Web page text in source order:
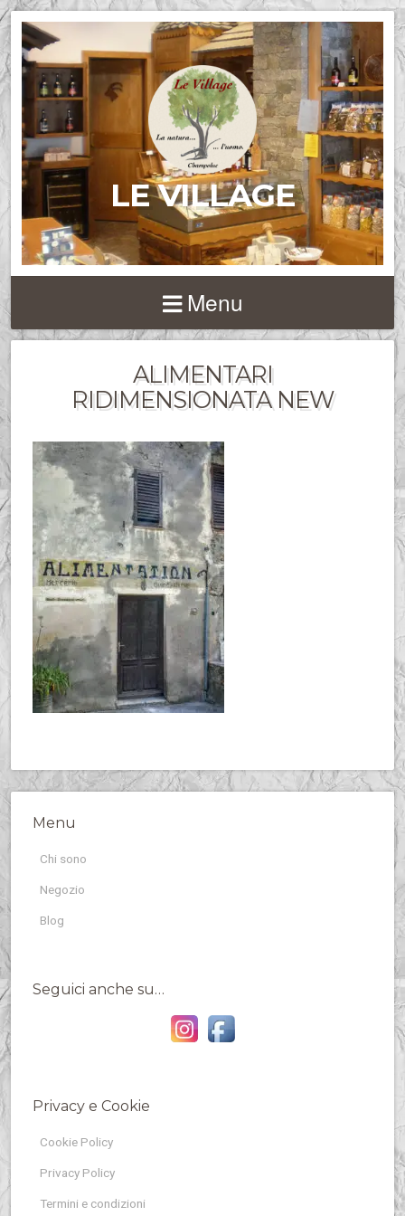
LE VILLAGE
Menu
ALIMENTARI
RIDIMENSIONATA NEW
Menu
Chi sono
Negozio
Blog
Seguici anche su…
Privacy e Cookie
Cookie Policy
Privacy Policy
Termini e condizioni